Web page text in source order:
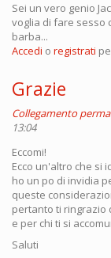
Sei un vero genio
voglia di fare sesso
barba...
Accedi o registrati
Grazie
Collegamento
13:04
Eccomi!
Ecco un'altro che si
ho un po di invidia
queste
pertanto ti ringrazio
e per chi ti si
Saluti